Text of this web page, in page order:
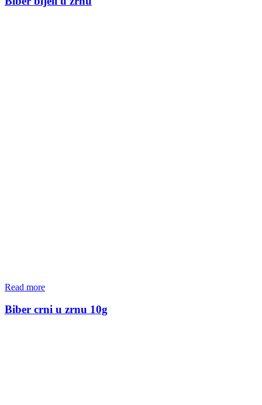
Read more
Biber crni u zrnu 10g